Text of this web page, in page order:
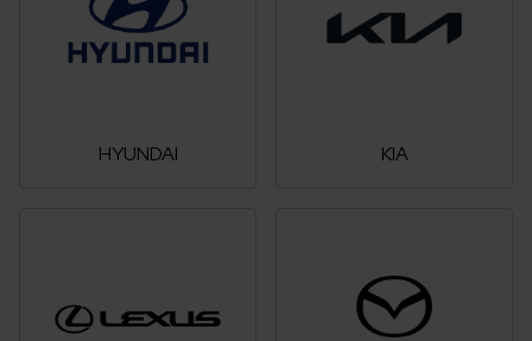
HYUNDAI KIA